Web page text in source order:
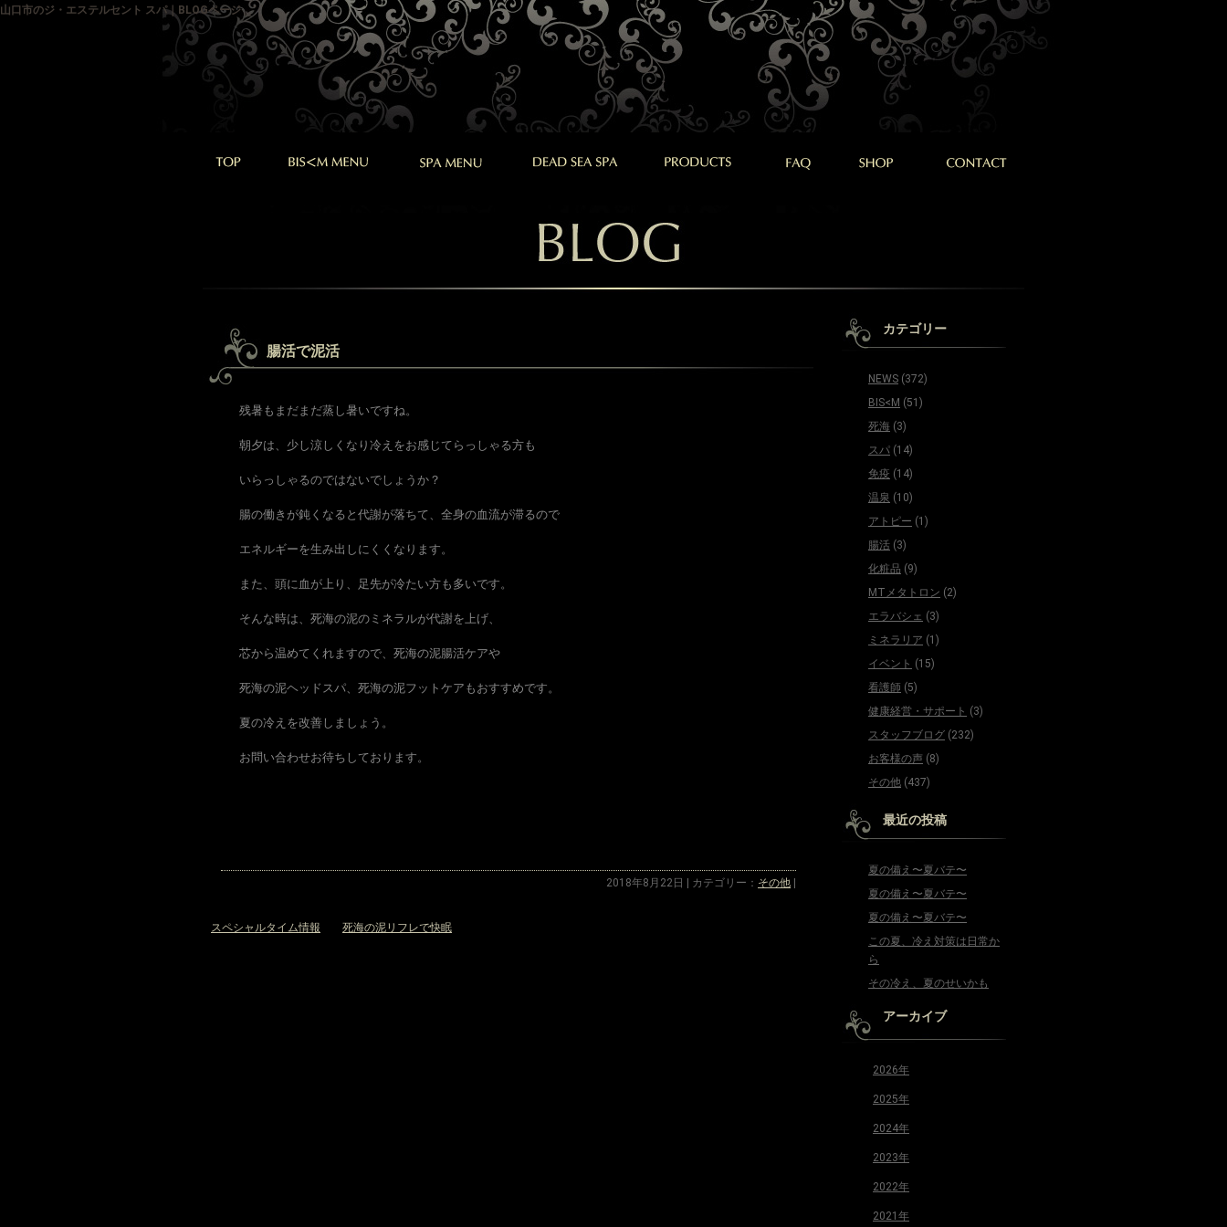
山口市のジ・エステルセント スパ｜BLOGページ
腸活で泥活
残暑もまだまだ蒸し暑いですね。
朝夕は、少し涼しくなり冷えをお感じてらっしゃる方も
いらっしゃるのではないでしょうか？
腸の働きが鈍くなると代謝が落ちて、全身の血流が滞るので
エネルギーを生み出しにくくなります。
また、頭に血が上り、足先が冷たい方も多いです。
そんな時は、死海の泥のミネラルが代謝を上げ、
芯から温めてくれますので、死海の泥腸活ケアや
死海の泥ヘッドスパ、死海の泥フットケアもおすすめです。
夏の冷えを改善しましょう。
お問い合わせお待ちしております。
2018年8月22日 | カテゴリー： その他 |
スペシャルタイム情報 死海の泥リフレで快眠
カテゴリー
NEWS (372)
BIS<M (51)
死海 (3)
スパ (14)
免疫 (14)
温泉 (10)
アトピー (1)
腸活 (3)
化粧品 (9)
MTメタトロン (2)
エラバシェ (3)
ミネラリア (1)
イベント (15)
看護師 (5)
健康経営・サポート (3)
スタッフブログ (232)
お客様の声 (8)
その他 (437)
最近の投稿
夏の備え〜夏バテ〜
夏の備え〜夏バテ〜
夏の備え〜夏バテ〜
この夏、冷え対策は日常か
ら
その冷え、夏のせいかも
アーカイブ
2026年
2025年
2024年
2023年
2022年
2021年